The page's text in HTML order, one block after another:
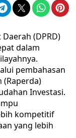
(DPRD)
dalam
pembahasan
(Raperda)
Investasi.
kompetitif
yang lebih